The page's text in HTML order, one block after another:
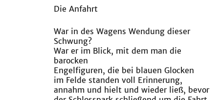
Die Anfahrt
War in des Wagens Wendung dieser
Schwung?
War er im Blick, mit dem man die
barocken
Engelfiguren, die bei blauen Glocken
im Felde standen voll Erinnerung,
annahm und hielt und wieder ließ, bevor